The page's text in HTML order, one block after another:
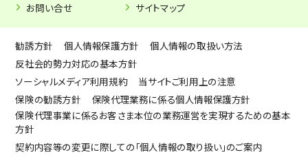
お問い合せ
サイトマップ
勧誘方針 個人情報保護方針
個人情報の取扱い方法
反社会的勢力対応の基本方針
ソーシャルメディア利用規約
当サイトご利用上の注意
保険の勧誘方針
保険代理業務に係る個人情報保護方針
保険代理事業に係るお客さま本位の業務運営を実現するための基本
方針
契約内容等の変更に際しての「個人情報の取り扱い」のご案内